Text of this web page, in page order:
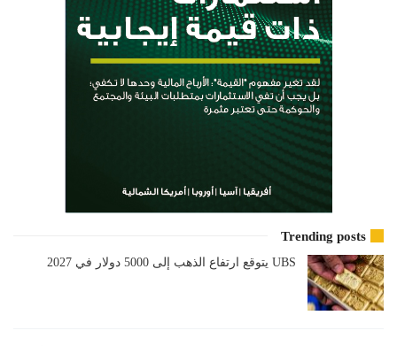
Trending posts
UBS يتوقع ارتفاع الذهب إلى 5000 دولار في 2027